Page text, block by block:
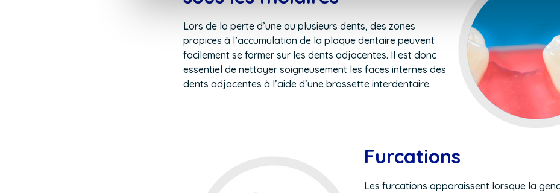
Lors de la perte d’une ou plusieurs dents, des zones
propices à l’accumulation de la plaque dentaire peuvent
facilement se former sur les dents adjacentes. Il est donc
essentiel de nettoyer soigneusement les faces internes des
dents adjacentes à l’aide d’une brossette interdentaire.
Furcations
Les furcations apparaissent lorsque la